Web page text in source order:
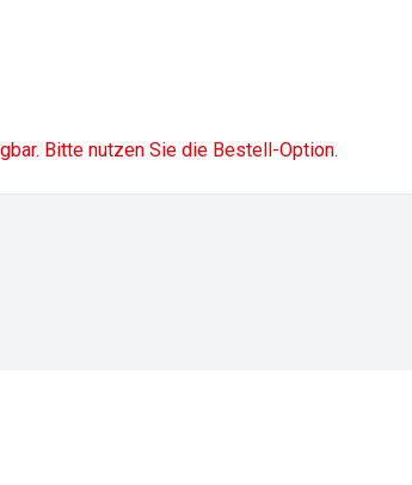
Bitte nutzen Sie die Bestell-Option.